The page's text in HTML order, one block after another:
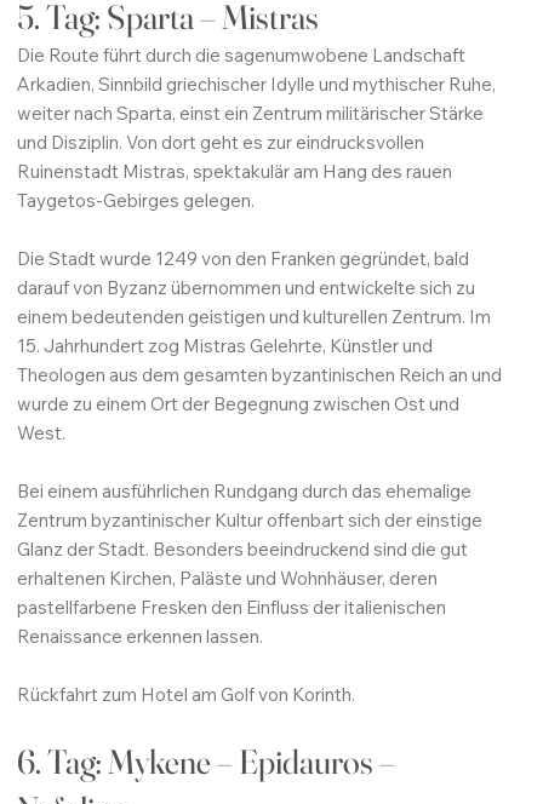
5. Tag: Sparta – Mistras
Die Route führt durch die sagenumwobene Landschaft
Arkadien, Sinnbild griechischer Idylle und mythischer Ruhe,
weiter nach Sparta, einst ein Zentrum militärischer Stärke
und Disziplin. Von dort geht es zur eindrucksvollen
Ruinenstadt Mistras, spektakulär am Hang des rauen
Taygetos-Gebirges gelegen.
Die Stadt wurde 1249 von den Franken gegründet, bald
darauf von Byzanz übernommen und entwickelte sich zu
einem bedeutenden geistigen und kulturellen Zentrum. Im
15. Jahrhundert zog Mistras Gelehrte, Künstler und
Theologen aus dem gesamten byzantinischen Reich an und
wurde zu einem Ort der Begegnung zwischen Ost und
West.
Bei einem ausführlichen Rundgang durch das ehemalige
Zentrum byzantinischer Kultur offenbart sich der einstige
Glanz der Stadt. Besonders beeindruckend sind die gut
erhaltenen Kirchen, Paläste und Wohnhäuser, deren
pastellfarbene Fresken den Einfluss der italienischen
Renaissance erkennen lassen.
Rückfahrt zum Hotel am Golf von Korinth.
6. Tag: Mykene – Epidauros –